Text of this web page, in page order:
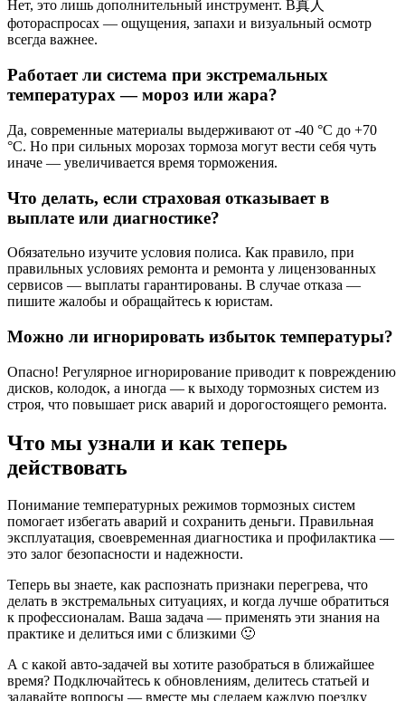
Нет, это лишь дополнительный инструмент. В真人
фотораспросах — ощущения, запахи и визуальный осмотр
всегда важнее.
Работает ли система при экстремальных
температурах — мороз или жара?
Да, современные материалы выдерживают от -40 °С до +70
°С. Но при сильных морозах тормоза могут вести себя чуть
иначе — увеличивается время торможения.
Что делать, если страховая отказывает в
выплате или диагностике?
Обязательно изучите условия полиса. Как правило, при
правильных условиях ремонта и ремонта у лицензованных
сервисов — выплаты гарантированы. В случае отказа —
пишите жалобы и обращайтесь к юристам.
Можно ли игнорировать избыток температуры?
Опасно! Регулярное игнорирование приводит к повреждению
дисков, колодок, а иногда — к выходу тормозных систем из
строя, что повышает риск аварий и дорогостоящего ремонта.
Что мы узнали и как теперь
действовать
Понимание температурных режимов тормозных систем
помогает избегать аварий и сохранить деньги. Правильная
эксплуатация, своевременная диагностика и профилактика —
это залог безопасности и надежности.
Теперь вы знаете, как распознать признаки перегрева, что
делать в экстремальных ситуациях, и когда лучше обратиться
к профессионалам. Ваша задача — применять эти знания на
практике и делиться ими с близкими 🙂
А с какой авто‑задачей вы хотите разобраться в ближайшее
время? Подключайтесь к обновлениям, делитесь статьей и
задавайте вопросы — вместе мы сделаем каждую поездку